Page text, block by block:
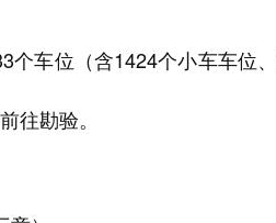
个车位（含1424个小车车位
往勘验。